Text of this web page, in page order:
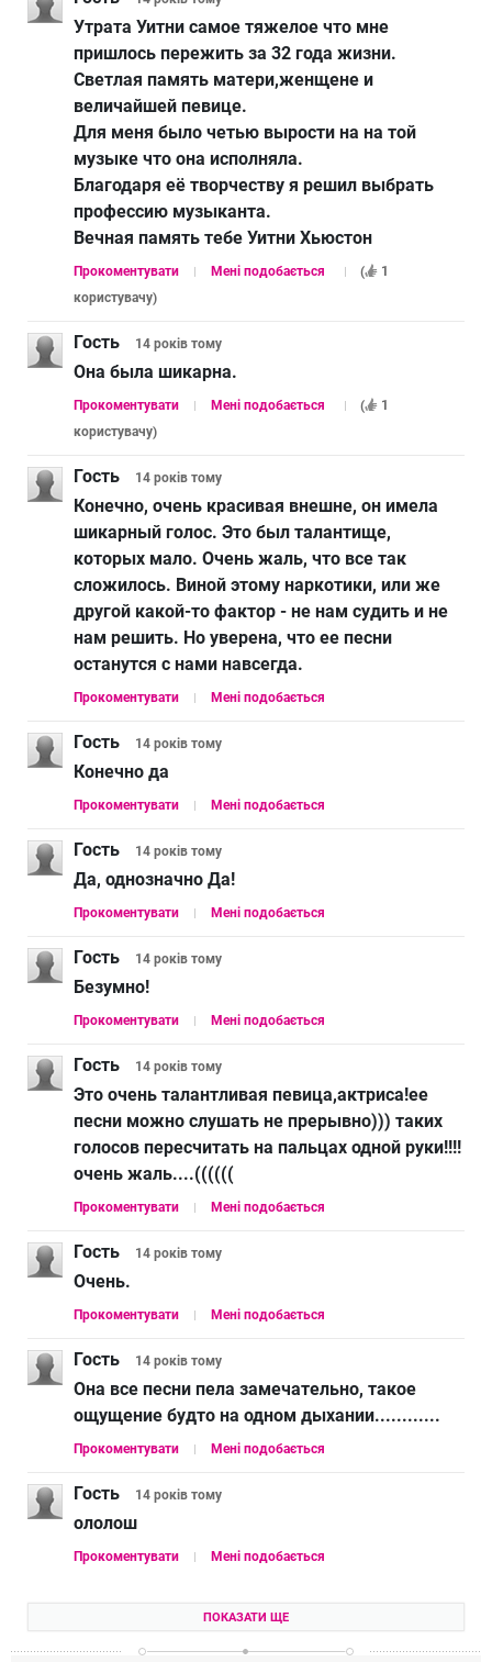
Утрата Уитни самое тяжелое что мне
пришлось пережить за 32 года жизни.
Светлая память матери,женщене и
величайшей певице.
Для меня было четью вырости на на той
музыке что она исполняла.
Благодаря её творчеству я решил выбрать
профессию музыканта.
Вечная память тебе Уитни Хьюстон
Прокоментувати Мені подобається (
1
користувачу)
Гость 14 років тому
Она была шикарна.
Прокоментувати Мені подобається (
1
користувачу)
Гость 14 років тому
Конечно, очень красивая внешне, он имела
шикарный голос. Это был талантище,
которых мало. Очень жаль, что все так
сложилось. Виной этому наркотики, или же
другой какой-то фактор - не нам судить и не
нам решить. Но уверена, что ее песни
останутся с нами навсегда.
Прокоментувати Мені подобається
Гость 14 років тому
Конечно да
Прокоментувати Мені подобається
Гость 14 років тому
Да, однозначно Да!
Прокоментувати Мені подобається
Гость 14 років тому
Безумно!
Прокоментувати Мені подобається
Гость 14 років тому
Это очень талантливая певица,актриса!ее
песни можно слушать не прерывно))) таких
голосов пересчитать на пальцах одной руки!!!!
очень жаль....((((((
Прокоментувати Мені подобається
Гость 14 років тому
Очень.
Прокоментувати Мені подобається
Гость 14 років тому
Она все песни пела замечательно, такое
ощущение будто на одном дыхании............
Прокоментувати Мені подобається
Гость 14 років тому
ололош
Прокоментувати Мені подобається
ПОКАЗАТИ ЩЕ